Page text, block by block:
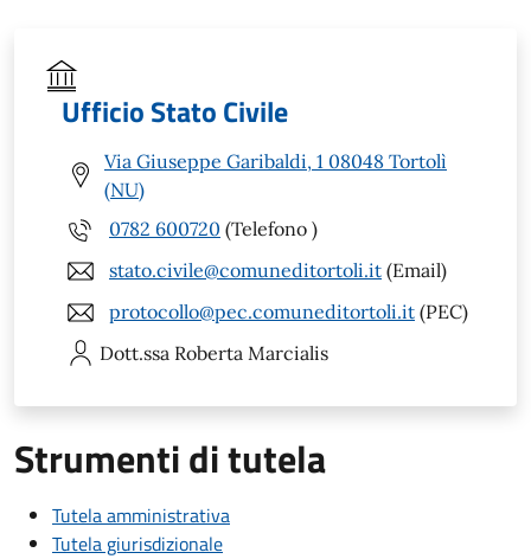
Ufficio Stato Civile
Via Giuseppe Garibaldi, 1 08048 Tortolì
(NU)
0782 600720 (Telefono )
stato.civile@comuneditortoli.it (Email)
protocollo@pec.comuneditortoli.it (PEC)
Dott.ssa Roberta Marcialis
Strumenti di tutela
Tutela amministrativa
Tutela giurisdizionale